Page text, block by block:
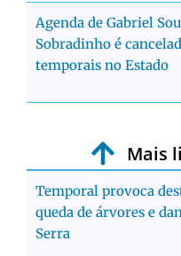
Agenda de Gabriel
Sobradinho é
temporais no Estado
Mais
Temporal provoca
queda de árvores e
Serra